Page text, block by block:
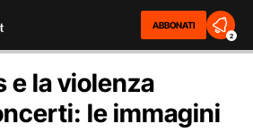
ABBONATI
2
e la violenza
le immagini